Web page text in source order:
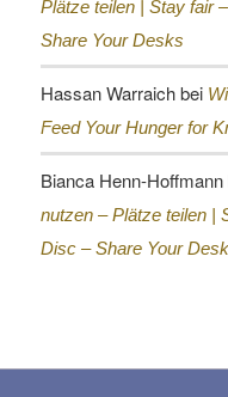
Plätze teilen | Stay fair
Share Your Desks
Hassan Warraichbei
Feed Your Hunger for
Bianca Henn-Hoffmann
nutzen – Plätze teilen |
Disc – Share Your